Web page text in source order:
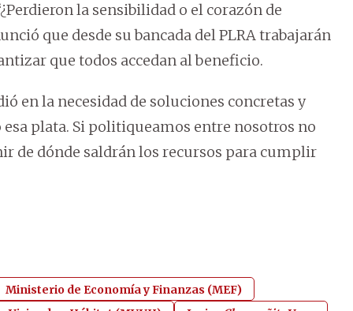
la sensibilidad o el corazón de
que desde su bancada del PLRA trabajarán
que todos accedan al beneficio.
en la necesidad de soluciones concretas y
plata. Si politiqueamos entre nosotros no
de dónde saldrán los recursos para cumplir
Ministerio de Economía y Finanzas (MEF)